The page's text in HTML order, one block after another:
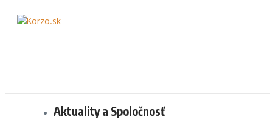
Aktuality a Spoločnosť